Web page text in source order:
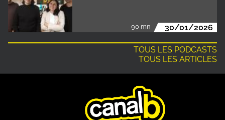
90 mn 30/01/2026
TOUS LES PODCASTS
TOUS LES ARTICLES